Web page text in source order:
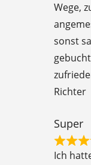
d
5
t
o
f
Wege,
sonst
Richter
Super
R
Ich